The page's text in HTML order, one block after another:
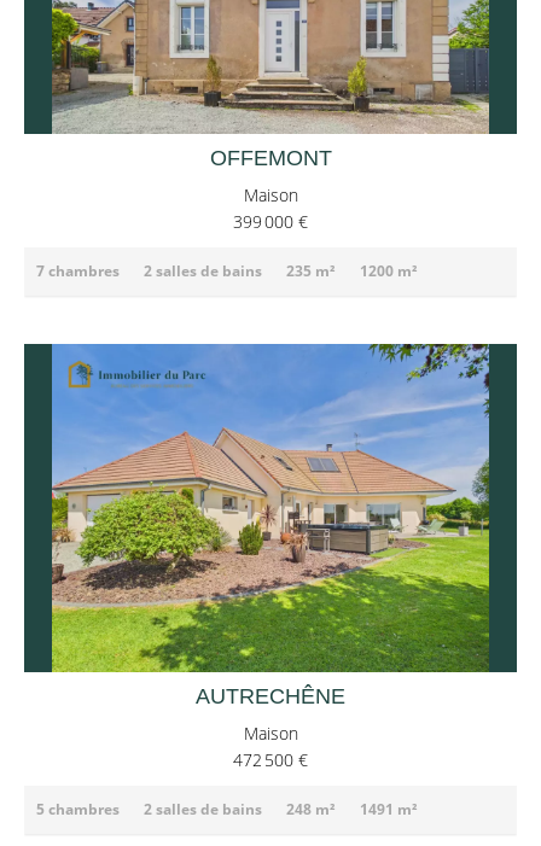
OFFEMONT
Maison
399 000 €
7 chambres 2 salles de bains 235 m² 1200 m²
AUTRECHÊNE
Maison
472 500 €
5 chambres 2 salles de bains 248 m² 1491 m²